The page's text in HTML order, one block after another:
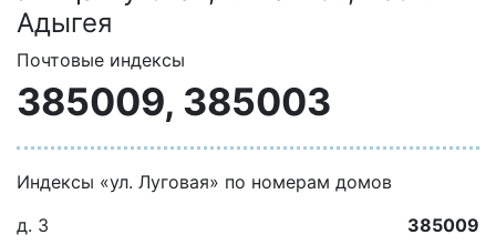
Адыгея
Почтовые индексы
385009, 385003
Индексы «ул. Луговая» по номерам домов
д. 3
385009